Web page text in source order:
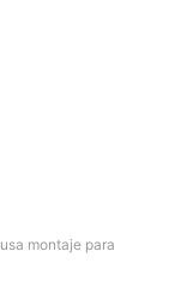
montaje para